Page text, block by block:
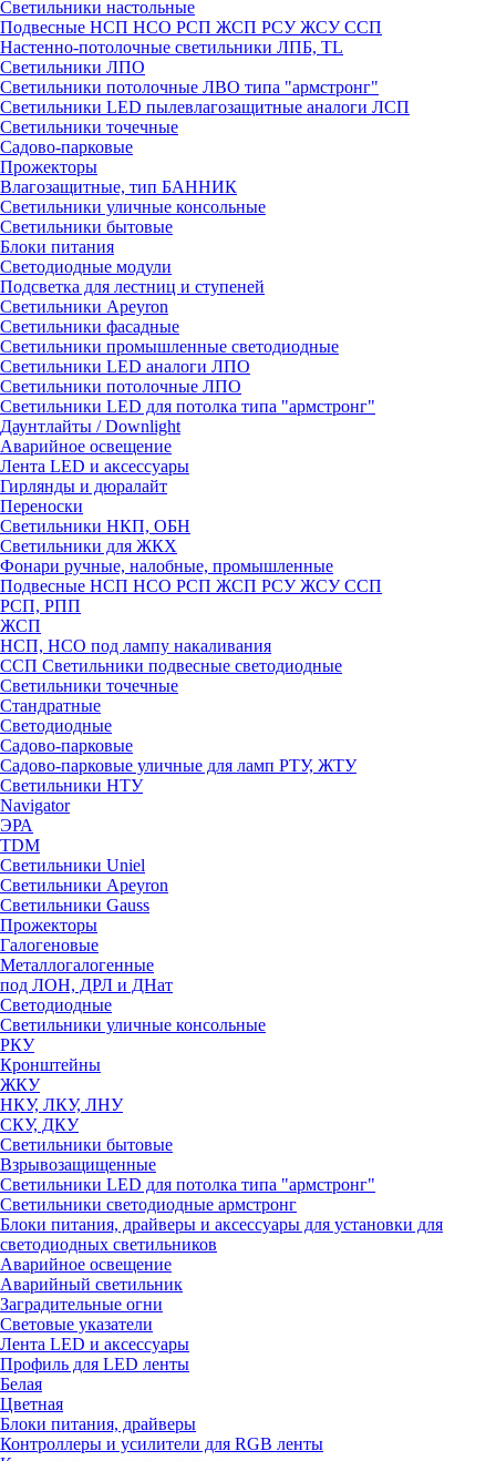
Светильники настольные
Подвесные НСП НСО РСП ЖСП РСУ ЖСУ ССП
Настенно-потолочные светильники ЛПБ, TL
Светильники ЛПО
Светильники потолочные ЛВО типа "армстронг"
Светильники LED пылевлагозащитные аналоги ЛСП
Светильники точечные
Садово-парковые
Прожекторы
Влагозащитные, тип БАННИК
Светильники уличные консольные
Светильники бытовые
Блоки питания
Светодиодные модули
Подсветка для лестниц и ступеней
Светильники Apeyron
Светильники фасадные
Светильники промышленные светодиодные
Светильники LED аналоги ЛПО
Светильники потолочные ЛПО
Светильники LED для потолка типа "армстронг"
Даунтлайты / Downlight
Аварийное освещение
Лента LED и аксессуары
Гирлянды и дюралайт
Переноски
Светильники НКП, ОБН
Светильники для ЖКХ
Фонари ручные, налобные, промышленные
Подвесные НСП НСО РСП ЖСП РСУ ЖСУ ССП
РСП, РПП
ЖСП
НСП, НСО под лампу накаливания
ССП Светильники подвесные светодиодные
Светильники точечные
Стандратные
Светодиодные
Садово-парковые
Садово-парковые уличные для ламп РТУ, ЖТУ
Светильники НТУ
Navigator
ЭРА
TDM
Светильники Uniel
Светильники Apeyron
Светильники Gauss
Прожекторы
Галогеновые
Металлогалогенные
под ЛОН, ДРЛ и ДНат
Светодиодные
Светильники уличные консольные
РКУ
Кронштейны
ЖКУ
НКУ, ЛКУ, ЛНУ
СКУ, ДКУ
Светильники бытовые
Взрывозащищенные
Светильники LED для потолка типа "армстронг"
Светильники светодиодные армстронг
Блоки питания, драйверы и аксессуары для установки для
светодиодных светильников
Аварийное освещение
Аварийный светильник
Заградительные огни
Световые указатели
Лента LED и аксессуары
Профиль для LED ленты
Белая
Цветная
Блоки питания, драйверы
Контроллеры и усилители для RGB ленты